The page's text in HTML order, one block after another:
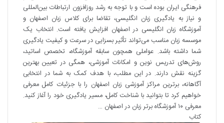
فرهنگی ایران بوده است و با توجه به رشد روزافزون ارتباطات بین‌المللی
و نیاز به یادگیری زبان انگلیسی، تقاضا برای کلاس زبان اصفهان و
آموزشگاه زبان انگلیسی در اصفهان افزایش یافته است. انتخاب یک
موسسه زبان مناسب می‌تواند تأثیر بسزایی در سرعت و کیفیت یادگیری
شما داشته باشد. عواملی همچون سابقه آموزشگاه، تخصص اساتید،
روش‌های تدریس نوین و امکانات آموزشی، همگی در تعیین بهترین
گزینه نقش دارند. در این مطلب، با هدف کمک به شما در انتخابی
آگاهانه، برترین مراکز آموزشی زبان اصفهان را با جزئیات کامل معرفی
خواهیم کرد تا بتوانید با شناخت کامل، مسیر یادگیری خود را آغاز کنید.
معرفی ۱۰ آموزشگاه برتر زبان در اصفهان …
کتاب